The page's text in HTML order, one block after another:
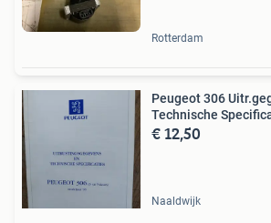
Rotterdam
Peugeot 306
Technische
€ 12,50
Naaldwijk